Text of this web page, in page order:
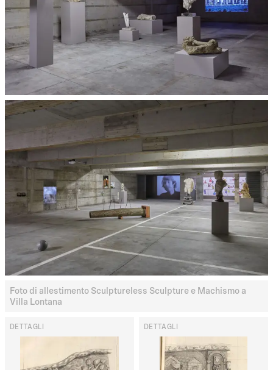
Foto di allestimento Sculptureless Sculpture e Machismo a
Villa Lontana
DETTAGLI DETTAGLI